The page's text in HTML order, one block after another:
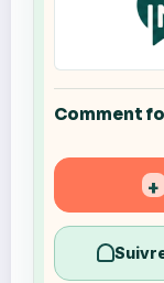
Comment
+